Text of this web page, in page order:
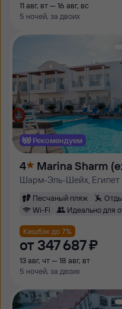
11 авг, вт — 16 авг, вс
5 ночей, за двоих
Рекомендуем
4 Marina Sharm
Шарм-Эль-Шейх, Египет
Песчаный пляж
Wi-Fi
Идеально для
Кешбэк до 7%
от 347 ⁠687 ⁠₽
13 авг, чт — 18 авг, вт
5 ночей, за двоих